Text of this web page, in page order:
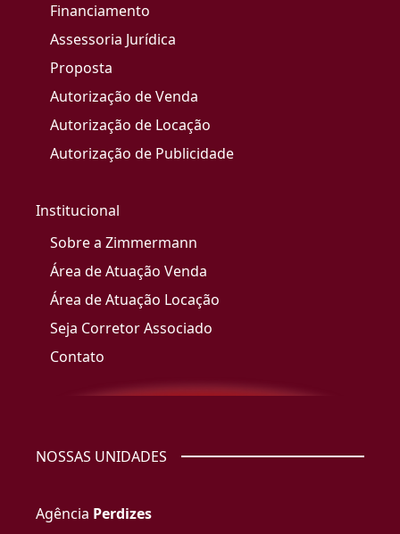
Financiamento
Assessoria Jurídica
Proposta
Autorização de Venda
Autorização de Locação
Autorização de Publicidade
Institucional
Sobre a Zimmermann
Área de Atuação Venda
Área de Atuação Locação
Seja Corretor Associado
Contato
NOSSAS UNIDADES
Agência Perdizes